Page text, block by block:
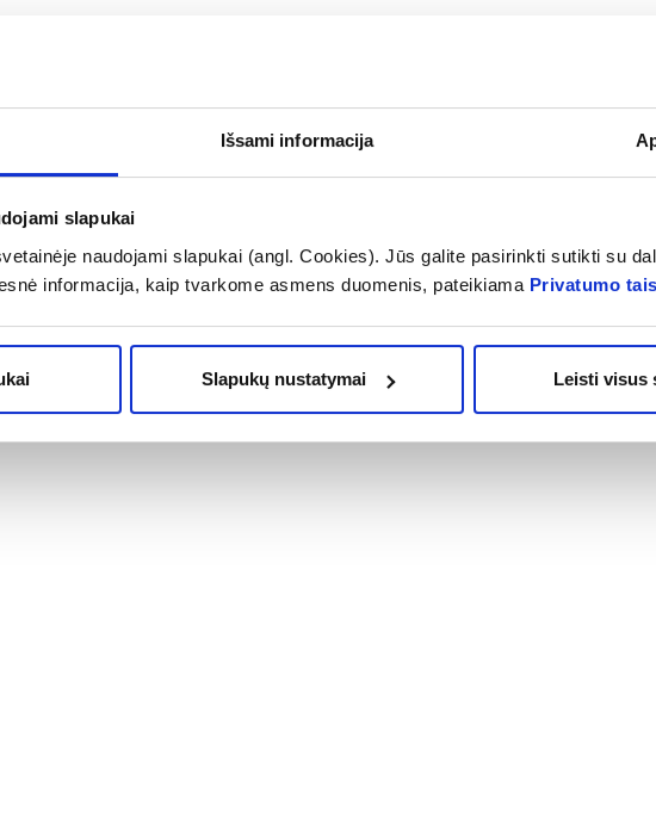
Išsami informacija
slapukai
naudojami slapukai (angl. Cookies). Jūs galite pasirinkti sutikti su
informacija, kaip tvarkome asmens duomenis, pateikiama Privatumo
Slapukų nustatymai Leisti visus
3.0 iš 5
(1)